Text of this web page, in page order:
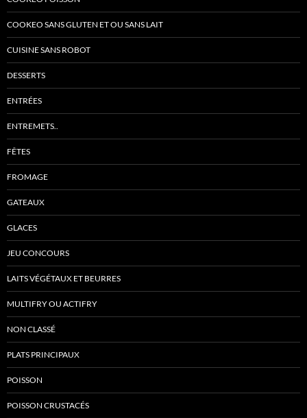
COOKEO SANS GLUTEN ET OU SANS LAIT
CUISINE SANS ROBOT
DESSERTS
ENTRÉES
ENTREMETS..
FÊTES
FROMAGE
GATEAUX
GLACES
JEU CONCOURS
LAITS VÉGÉTAUX ET BEURRES
MULTIFRY OU ACTIFRY
NON CLASSÉ
PLATS PRINCIPAUX
POISSON
POISSON CRUSTACÉS